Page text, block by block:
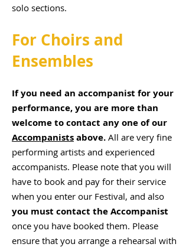
solo sections.
For Choirs and
Ensembles
If you need an accompanist for your
performance, you are more than
welcome to contact any one of our
Accompanistsabove. All are very fine
performing artists and experienced
accompanists. Please note that you will
have to book and pay for their service
when you enter our Festival, and also
you must contact the Accompanist
once you have booked them. Please
ensure that you arrange a rehearsal with